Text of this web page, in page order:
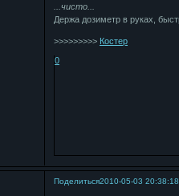
...чисто...
Держа дозиметр в руках,
>>>>>>>>> Костер
0
Поделиться2010-05-03 20:38:18